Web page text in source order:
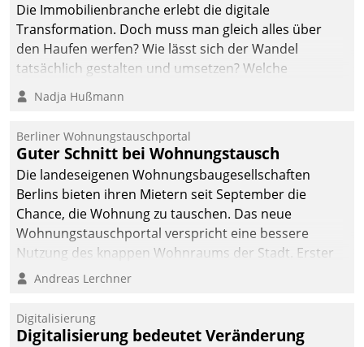
Die Immobilienbranche erlebt die digitale
Transformation. Doch muss man gleich alles über
den Haufen werfen? Wie lässt sich der Wandel
tatsächlich gestalten und umsetzen? Welche
Argumente zählen wirklich?
Nadja Hußmann
Berliner Wohnungstauschportal
Guter Schnitt bei Wohnungstausch
Die landeseigenen Wohnungsbaugesellschaften
Berlins bieten ihren Mietern seit September die
Chance, die Wohnung zu tauschen. Das neue
Wohnungstauschportal verspricht eine bessere
Nutzung des knappen Wohnraums der Stadt. Erster
Anwendungsfall für Datatrains Lösung API-Hub mit
Unternehmen.
Andreas Lerchner
Digitalisierung
Digitalisierung bedeutet Veränderung